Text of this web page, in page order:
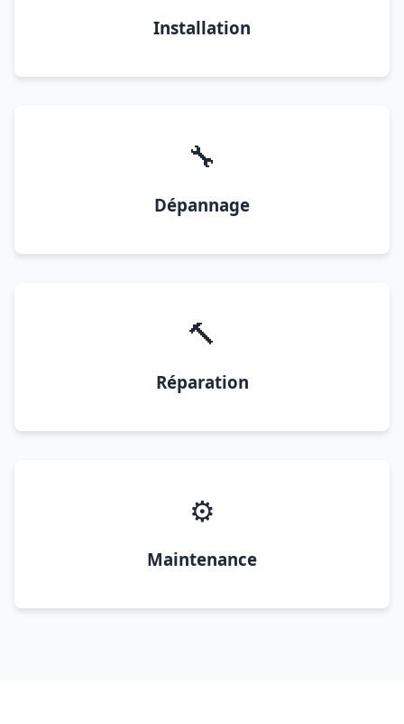
Installation
🔧
Dépannage
🔨
Réparation
⚙️
Maintenance